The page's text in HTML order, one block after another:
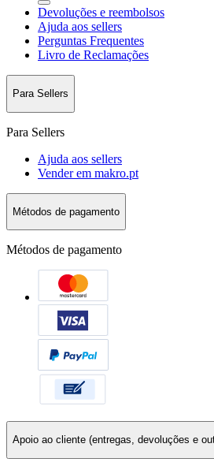
Devoluções e reembolsos
Ajuda aos sellers
Perguntas Frequentes
Livro de Reclamações
Para Sellers
Para Sellers
Ajuda aos sellers
Vender em makro.pt
Métodos de pagamento
Métodos de pagamento
Apoio ao cliente (entregas, devoluções e